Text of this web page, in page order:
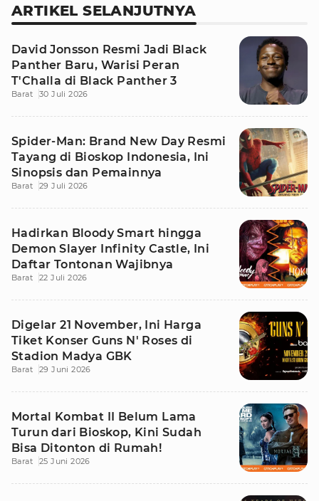
ARTIKEL SELANJUTNYA
David Jonsson Resmi Jadi Black
Panther Baru, Warisi Peran
T'Challa di Black Panther 3
Barat 30 Juli 2026
Spider-Man: Brand New Day Resmi
Tayang di Bioskop Indonesia, Ini
Sinopsis dan Pemainnya
Barat 29 Juli 2026
Hadirkan Bloody Smart hingga
Demon Slayer Infinity Castle, Ini
Daftar Tontonan Wajibnya
Barat 22 Juli 2026
Digelar 21 November, Ini Harga
Tiket Konser Guns N' Roses di
Stadion Madya GBK
Barat 29 Juni 2026
Mortal Kombat II Belum Lama
Turun dari Bioskop, Kini Sudah
Bisa Ditonton di Rumah!
Barat 25 Juni 2026